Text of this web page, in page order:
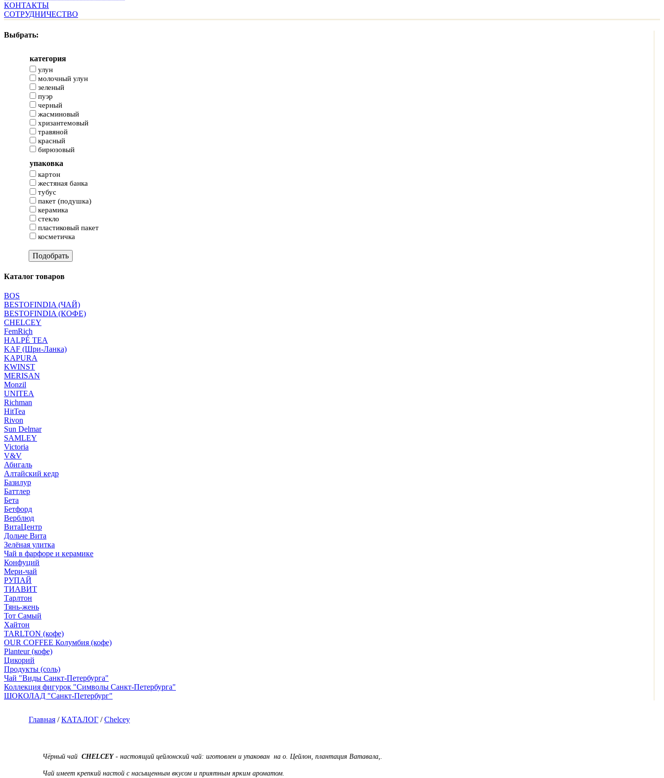
КОНТАКТЫ
СОТРУДНИЧЕСТВО
Выбрать:
категория
улун
молочный улун
зеленый
пуэр
черный
жасминовый
хризантемовый
травяной
красный
бирюзовый
упаковка
картон
жестяная банка
тубус
пакет (подушка)
керамика
стекло
пластиковый пакет
косметичка
Каталог товаров
BOS
BESTOFINDIA (ЧАЙ)
BESTOFINDIA (КОФЕ)
CHELCEY
FemRich
HALPÉ TEA
KAF (Шри-Ланка)
KAPURA
KWINST
MERISAN
Monzil
UNITEA
Richman
HitTea
Rivon
Sun Delmar
SAMLEY
Victoria
V&V
Абигаль
Алтайский кедр
Базилур
Баттлер
Бета
Бетфорд
Верблюд
ВитаЦентр
Дольче Вита
Зелёная улитка
Чай в фарфоре и керамике
Конфуций
Мери-чай
РУПАЙ
ТИАВИТ
Тарлтон
Тянь-жень
Тот Самый
Хайтон
TARLTON (кофе)
OUR COFFEE Колумбия (кофе)
Planteur (кофе)
Цикорий
Продукты (соль)
Чай "Виды Санкт-Петербурга"
Коллекция фигурок "Символы Санкт-Петербурга"
ШОКОЛАД "Санкт-Петербург"
Главная /КАТАЛОГ /Chelcey
Чёрный чайCHELCEY- настоящий цейлонский чай: иготовлен и упакован на о. Цейлон,плантация Ватавала,.
Чай имеет крепкий настой с насыщенным вкусом и приятным ярким ароматом.